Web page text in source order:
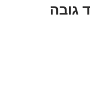
גובה